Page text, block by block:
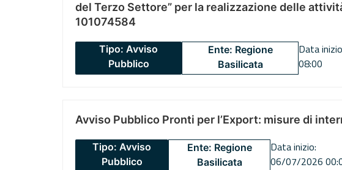
del Terzo Settore” per la realizzazione delle
101074584
Tipo: Avviso
Pubblico
Ente: Regione
Basilicata
Data
08:00
Avviso Pubblico Pronti per l’Export: misure di
Tipo: Avviso
Pubblico
Ente: Regione
Basilicata
Data inizio:
06/07/2026